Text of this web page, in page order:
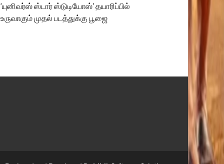
‘யுனிவர்ஸ் ஸ்டார் ஸ்டுடியோஸ்’ தயாரிப்பில்
உருவாகும் முதல் படத்துக்கு பூஜை